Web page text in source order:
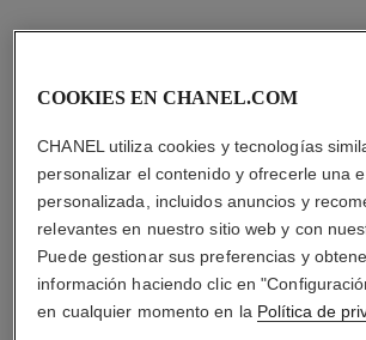
COOKIES EN CHANEL.COM
CHANEL utiliza cookies y tecnologías
personalizar el contenido y ofrecerle una
personalizada, incluidos anuncios y
relevantes en nuestro sitio web y con
Puede gestionar sus preferencias y
información haciendo clic en
en cualquier momento en la Política de